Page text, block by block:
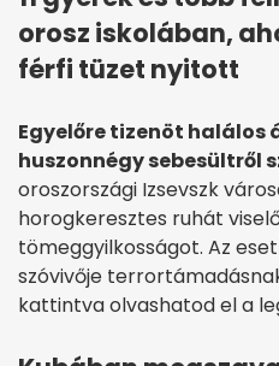
orosz iskolában,
férfi tüzet nyitott
Egyelőre tizenöt halálos
huszonnégy sebesültről
oroszországi Izsevszk
horogkeresztes ruhát
tömeggyilkosságot. Az
szóvivője
kattintva olvashatod el a